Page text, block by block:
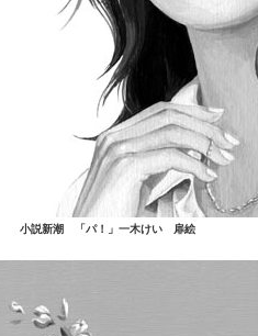
小説新潮 「パ！」一木けい 扉絵